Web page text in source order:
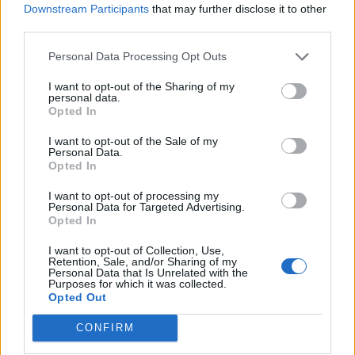
Downstream Participants that may further disclose it to other
Personal Data Processing Opt Outs
I want to opt-out of the Sharing of my
personal data.
Opted In
I want to opt-out of the Sale of my
Personal Data.
Opted In
I want to opt-out of processing my
Personal Data for Targeted Advertising.
Opted In
I want to opt-out of Collection, Use,
Retention, Sale, and/or Sharing of my
Personal Data that Is Unrelated with the
Purposes for which it was collected.
Opted Out
CONFIRM
TAGS
αγροτικό πετρέλαιο
Ειδικός Φόρος Κατανάλωσης
ΣΧΕΤΙΚΑ